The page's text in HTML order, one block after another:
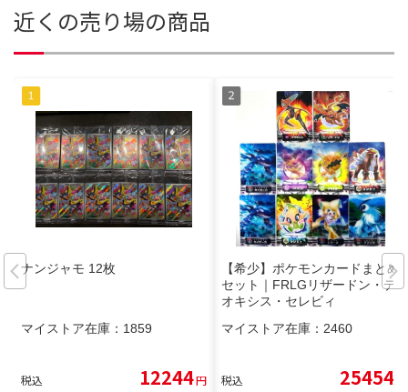
近くの売り場の商品
ナンジャモ 12枚
マイストア在庫： 1859
税込 12244円
【希少】ポケモンカードまとめ
セット｜FRLGリザードン・デ
オキシス・セレビィ
マイストア在庫： 2460
税込 25454